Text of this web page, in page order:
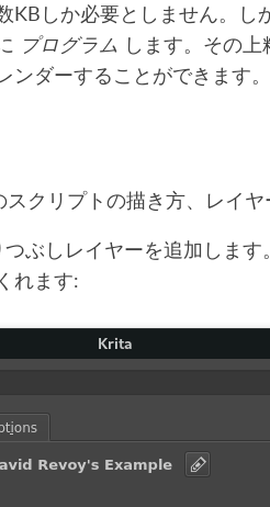
KBしか必要としません。
プログラム します。その
ダーすることができます。
クリプトの描き方、レイ
ぶしレイヤーを追加しま
れます: